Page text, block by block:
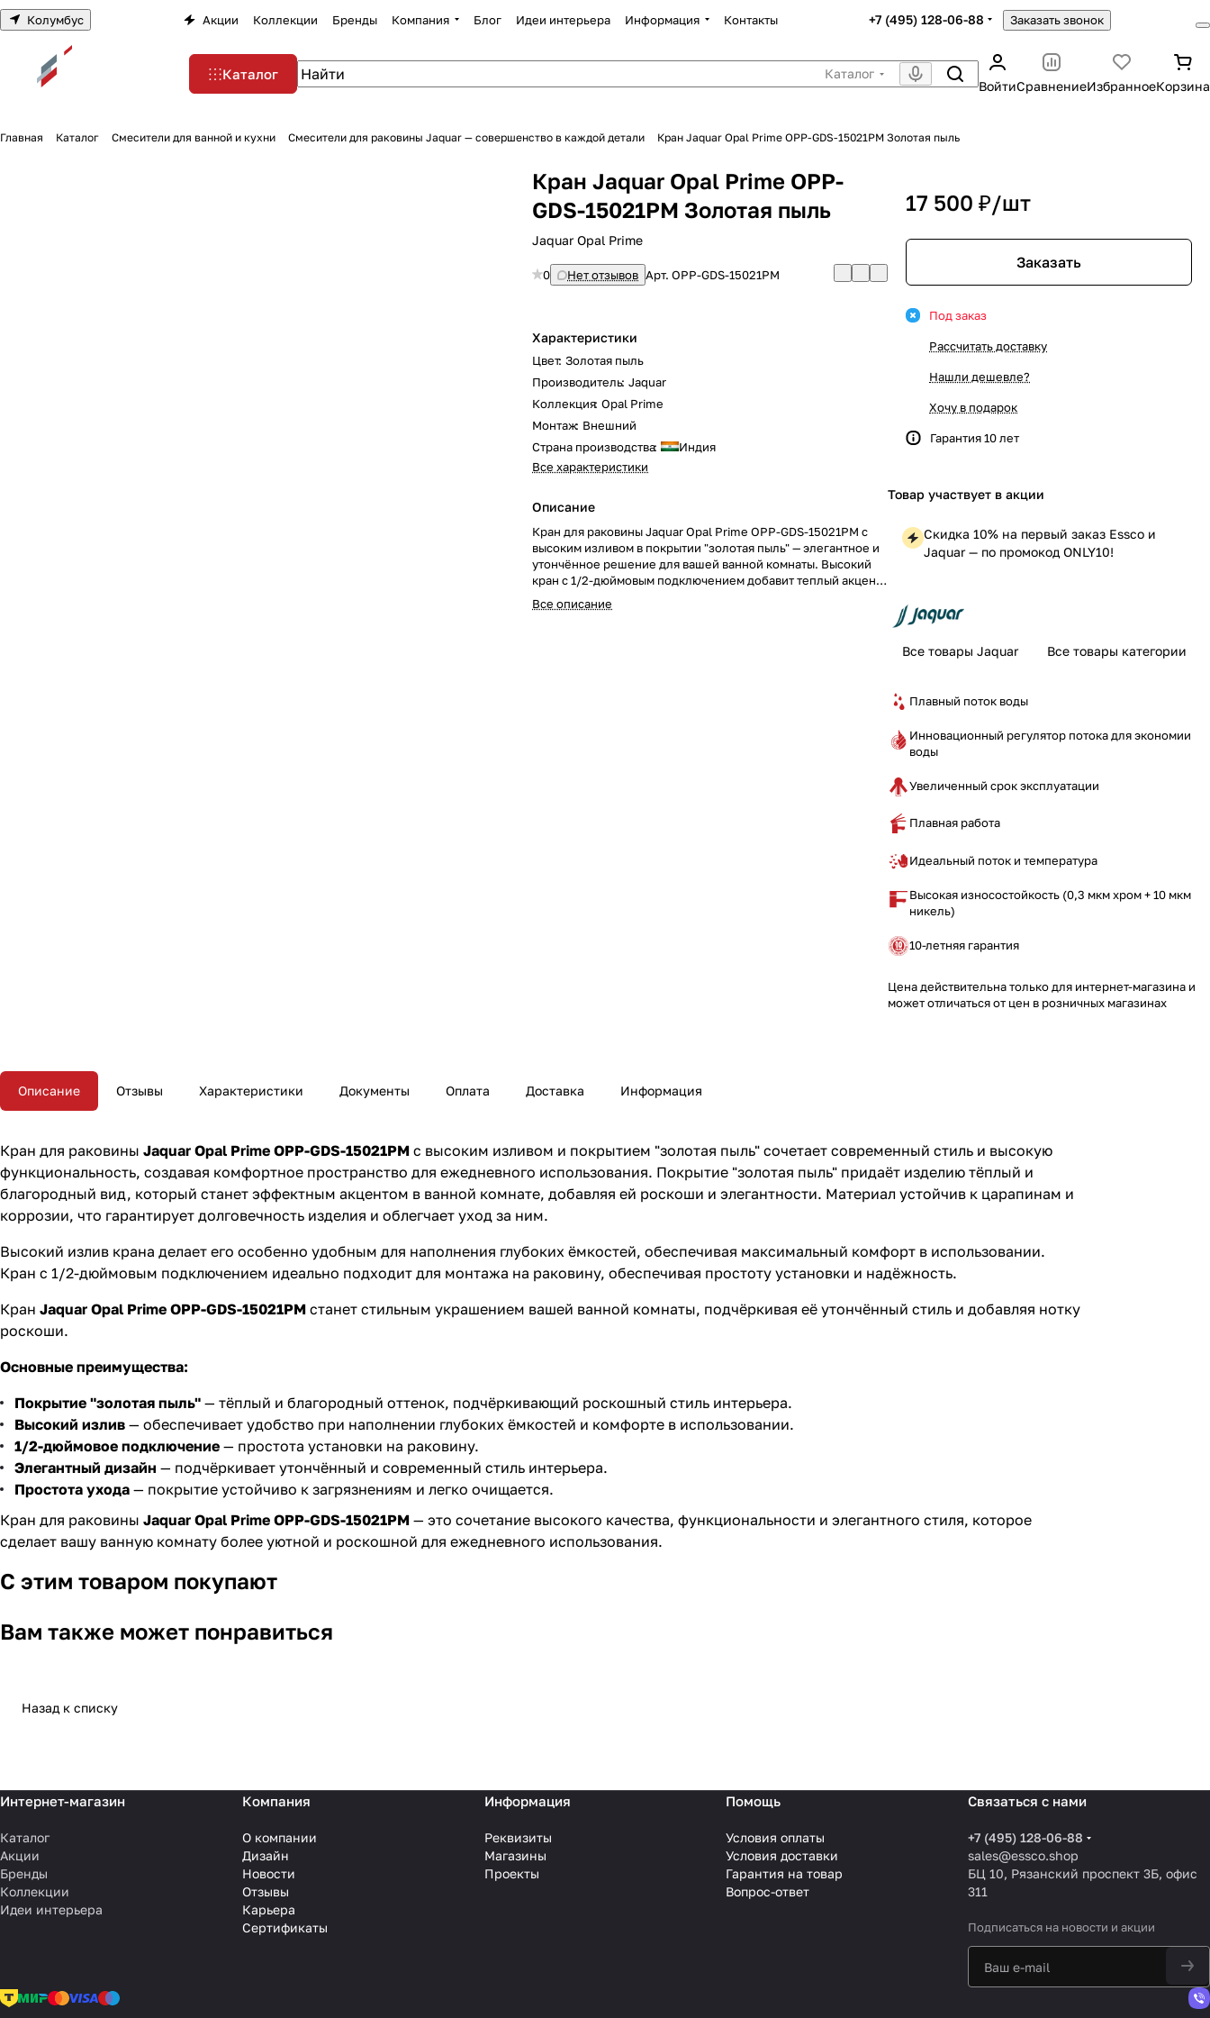
Колумбус Акции Коллекции Бренды Компания Блог Идеи интерьера Информация Контакты +7 (495) 128-06-88 Заказать звонок
Каталог
Каталог
ВойтиСравнениеИзбранноеКорзина
Главная Каталог Смесители для ванной и кухни Смесители для раковины Jaquar — совершенство в каждой детали Кран Jaquar Opal Prime OPP-GDS-15021PM Золотая пыль
Кран Jaquar Opal Prime OPP-
GDS-15021PM Золотая пыль
Jaquar Opal Prime
0 Нет отзывов Арт.OPP-GDS-15021PM
Характеристики
Цвет: Золотая пыль
Производитель: Jaquar
Коллекция: Opal Prime
Монтаж: Внешний
Страна производства:
Индия
Все характеристики
Описание
Кран для раковины Jaquar Opal Prime OPP-GDS-15021PM с
высоким изливом в покрытии "золотая пыль" — элегантное и
утончённое решение для вашей ванной комнаты. Высокий
кран с 1/2-дюймовым подключением добавит теплый акцент,
подчёркивая роскошь и стиль вашего интерьера.
Все описание
17 500 ₽/шт
Заказать
Под заказ
Рассчитать доставку
Нашли дешевле?
Хочу в подарок
Гарантия 10 лет
Товар участвует в акции
Скидка 10% на первый заказ Essco и
Jaquar — по промокод ONLY10!
Все товары Jaquar Все товары категории
Плавный поток воды
Инновационный регулятор потока для экономии
воды
Увеличенный срок эксплуатации
Плавная работа
Идеальный поток и температура
Высокая износостойкость (0,3 мкм хром + 10 мкм
никель)
10-летняя гарантия
Цена действительна только для интернет-магазина и
может отличаться от цен в розничных магазинах
Описание Отзывы Характеристики Документы Оплата Доставка Информация
Кран для раковины Jaquar Opal Prime OPP-GDS-15021PM с высоким изливом и покрытием "золотая пыль" сочетает современный стиль и высокую
функциональность, создавая комфортное пространство для ежедневного использования. Покрытие "золотая пыль" придаёт изделию тёплый и
благородный вид, который станет эффектным акцентом в ванной комнате, добавляя ей роскоши и элегантности. Материал устойчив к царапинам и
коррозии, что гарантирует долговечность изделия и облегчает уход за ним.
Высокий излив крана делает его особенно удобным для наполнения глубоких ёмкостей, обеспечивая максимальный комфорт в использовании.
Кран с 1/2-дюймовым подключением идеально подходит для монтажа на раковину, обеспечивая простоту установки и надёжность.
Кран Jaquar Opal Prime OPP-GDS-15021PM станет стильным украшением вашей ванной комнаты, подчёркивая её утончённый стиль и добавляя нотку
роскоши.
Основные преимущества:
Покрытие "золотая пыль" — тёплый и благородный оттенок, подчёркивающий роскошный стиль интерьера.
Высокий излив — обеспечивает удобство при наполнении глубоких ёмкостей и комфорте в использовании.
1/2-дюймовое подключение — простота установки на раковину.
Элегантный дизайн — подчёркивает утончённый и современный стиль интерьера.
Простота ухода — покрытие устойчиво к загрязнениям и легко очищается.
Кран для раковины Jaquar Opal Prime OPP-GDS-15021PM — это сочетание высокого качества, функциональности и элегантного стиля, которое
сделает вашу ванную комнату более уютной и роскошной для ежедневного использования.
С этим товаром покупают
Вам также может понравиться
Назад к списку
Интернет-магазин
Каталог
Акции
Бренды
Коллекции
Идеи интерьера
Компания
О компании
Дизайн
Новости
Отзывы
Карьера
Сертификаты
Информация
Реквизиты
Магазины
Проекты
Помощь
Условия оплаты
Условия доставки
Гарантия на товар
Вопрос-ответ
Связаться с нами
+7 (495) 128-06-88
sales@essco.shop
БЦ 10, Рязанский проспект 3Б, офис
311
Подписаться на новости и акции